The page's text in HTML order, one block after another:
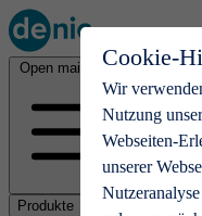
Cookie-
Wir
Nutzung
Webseiten-
unserer
Open main menu
Produkte